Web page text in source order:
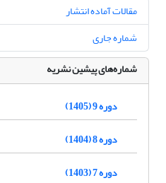
مقالات آماده انتشار
شماره جاری
شماره‌های پیشین نشریه
دوره 9 (1405)
دوره 8 (1404)
دوره 7 (1403)